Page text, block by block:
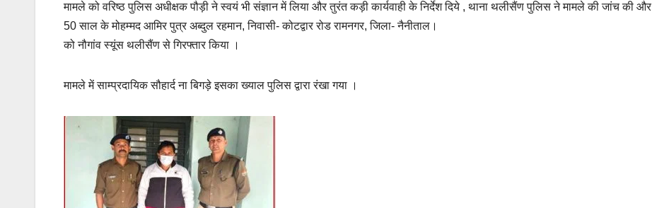
मामले को वरिष्ठ पुलिस अधीक्षक पौड़ी ने स्वयं भी संज्ञान में लिया और तुरंत कड़ी कार्यवाही के निर्देश दिये , थाना थलीसैंण पुलिस ने मामले की जांच की और
50 साल के मोहम्मद आमिर पुत्र अब्दुल रहमान, निवासी- कोटद्वार रोड रामनगर, जिला- नैनीताल।
को नौगांव स्यूंस थलीसैंण से गिरफ्तार किया ।
मामले में साम्प्रदायिक सौहार्द ना बिगड़े इसका ख्याल पुलिस द्वारा रंखा गया ।